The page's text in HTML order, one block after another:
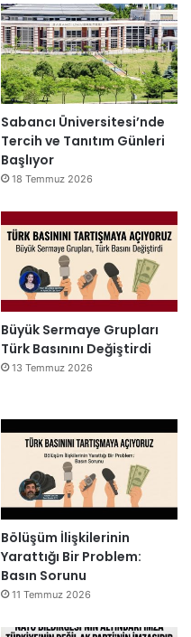
Sabancı Üniversitesi’nde
Tercih ve Tanıtım Günleri
Başlıyor
18 Temmuz 2026
Büyük Sermaye Grupları
Türk Basınını Değiştirdi
13 Temmuz 2026
Bölüşüm İlişkilerinin
Yarattığı Bir Problem:
Basın Sorunu
11 Temmuz 2026